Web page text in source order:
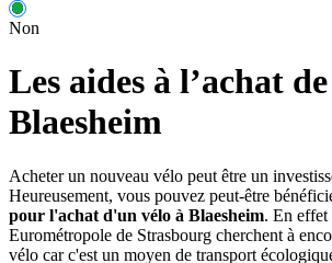
Non
Les aides à l’achat
Blaesheim
Acheter un nouveau vélo peut être un
Heureusement, vous pouvez peut-être
pour l'achat d'un vélo à Blaesheim. En effet
Eurométropole de Strasbourg cherchent à
vélo car c'est un moyen de transport